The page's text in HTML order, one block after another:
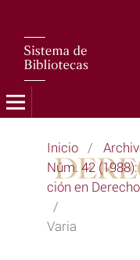
Inicio /
Núm. 42
ción en
/
Varia